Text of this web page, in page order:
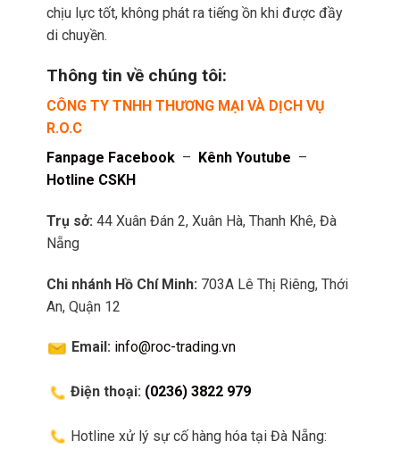
chịu lực tốt, không phát ra tiếng ồn khi được đầy
di chuyền.
Thông tin về chúng tôi:
CÔNG TY TNHH THƯƠNG MẠI VÀ DỊCH VỤ
R.O.C
Fanpage Facebook– Kênh Youtube –
Hotline CSKH
Trụ sở: 44 Xuân Đán 2, Xuân Hà, Thanh Khê, Đà
Nẵng
Chi nhánh Hồ Chí Minh: 703A Lê Thị Riêng, Thới
An, Quận 12
Email: info@roc-trading.vn
Điện thoại: (0236) 3822 979
Hotline xử lý sự cố hàng hóa tại Đà Nẵng: